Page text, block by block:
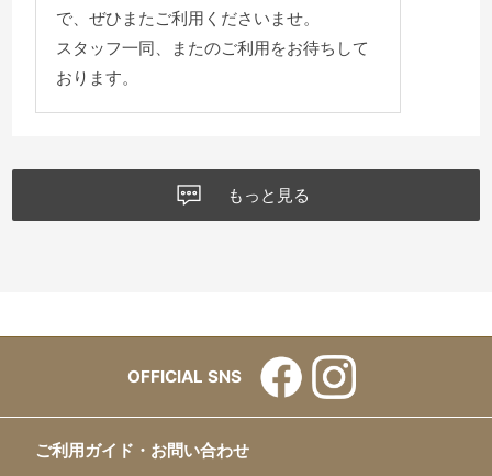
で、ぜひまたご利用くださいませ。
スタッフ一同、またのご利用をお待ちして
おります。
もっと見る
OFFICIAL SNS
ご利用ガイド・お問い合わせ